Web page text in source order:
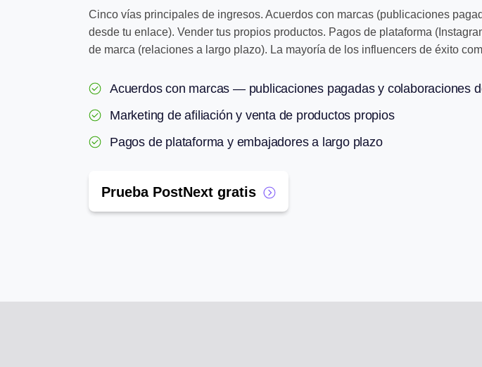
Cinco vías principales de ingresos. Acuerdos con marcas (publicaciones
desde tu enlace). Vender tus propios productos. Pagos de plataforma
de marca (relaciones a largo plazo). La mayoría de los influencers de éxito
Acuerdos con marcas — publicaciones pagadas y colaboraciones
Marketing de afiliación y venta de productos propios
Pagos de plataforma y embajadores a largo plazo
Prueba PostNext gratis